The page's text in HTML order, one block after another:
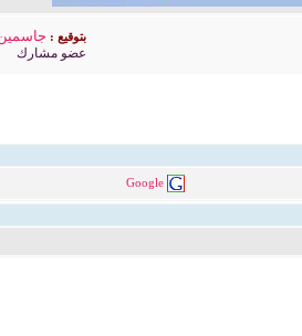
بتوقيع :
عضو مشارك
Google